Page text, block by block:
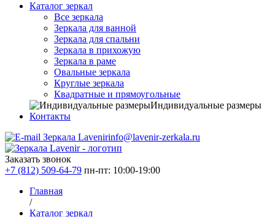
Каталог зеркал
Все зеркала
Зеркала для ванной
Зеркала для спальни
Зеркала в прихожую
Зеркала в раме
Овальные зеркала
Круглые зеркала
Квадратные и прямоугольные
Индивидуальные размеры
Контакты
info@lavenir-zerkala.ru
Заказать звонок
+7 (812) 509-64-79 пн-пт: 10:00-19:00
Главная
/
Каталог зеркал